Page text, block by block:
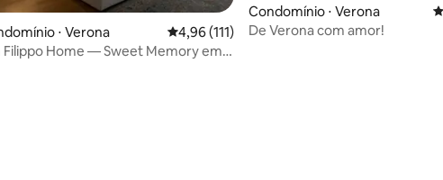
⋅ Verona 4,96 de uma avaliação média de 5, 111
4,96 (111)
Filippo Home — Sweet Memory em
Condomínio ⋅ Verona
De Verona com amor!